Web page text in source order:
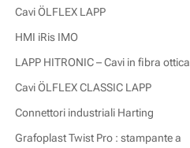
Cavi ÖLFLEX LAPP
HMI iRis IMO
LAPP HITRONIC – Cavi in fibra ottica
Cavi ÖLFLEX CLASSIC LAPP
Connettori industriali Harting
Grafoplast Twist Pro : stampante a